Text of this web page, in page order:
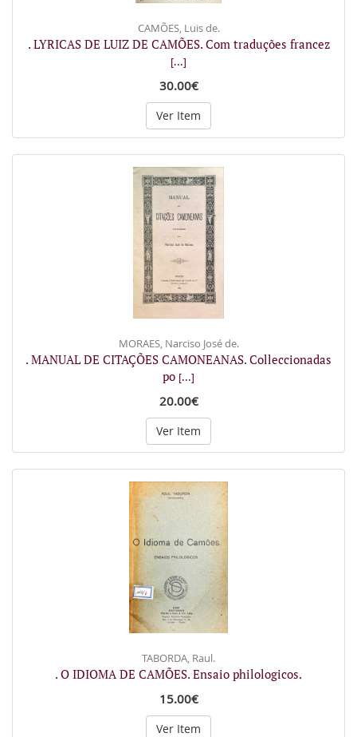
CAMÕES, Luis de.
. LYRICAS DE LUIZ DE CAMÕES. Com traduções francez
[...]
30.00€
Ver Item
MORAES, Narciso José de.
. MANUAL DE CITAÇÕES CAMONEANAS. Colleccionadas
po [...]
20.00€
Ver Item
TABORDA, Raul.
. O IDIOMA DE CAMÕES. Ensaio philologicos.
15.00€
Ver Item